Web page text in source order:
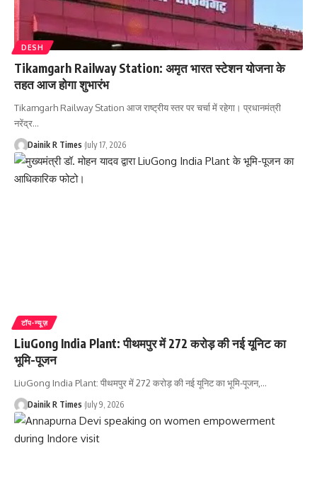
DESH
Tikamgarh Railway Station: अमृत भारत स्टेशन योजना के
तहत आज होगा शुभारंभ
Tikamgarh Railway Station आज राष्ट्रीय स्तर पर चर्चा में रहेगा। प्रधानमंत्री
नरेंद्र…
Dainik R Times July 17, 2026
टॉप-न्यूज़
LiuGong India Plant: पीथमपुर में 272 करोड़ की नई यूनिट का
भूमि-पूजन
LiuGong India Plant: पीथमपुर में 272 करोड़ की नई यूनिट का भूमि-पूजन,…
Dainik R Times July 9, 2026